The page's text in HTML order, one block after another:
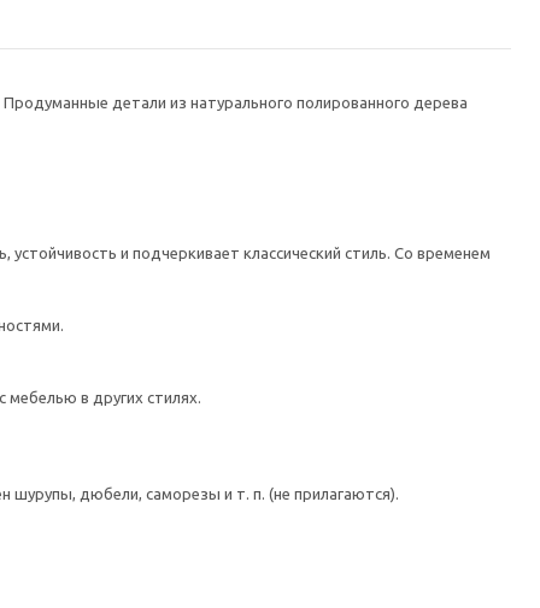
детали из натурального полированного дерева
и подчеркивает классический стиль. Со временем
в других стилях.
шурупы, дюбели, саморезы и т. п. (не прилагаются).